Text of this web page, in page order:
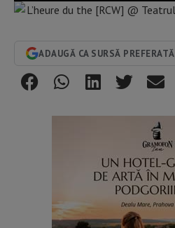
ADAUGĂ CA SURSĂ PREFERATĂ